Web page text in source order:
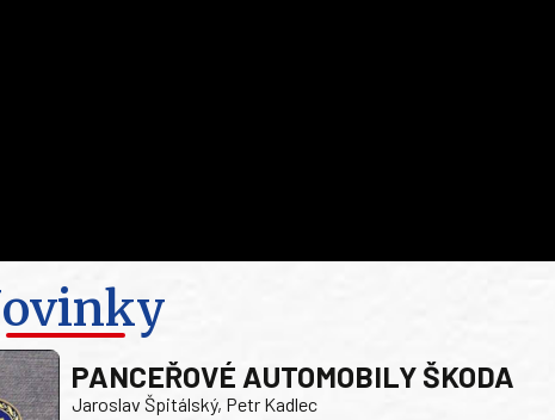
PANCEŘOVÉ AUTOMOBILY ŠKODA
Jaroslav Špitálský, Petr Kadlec